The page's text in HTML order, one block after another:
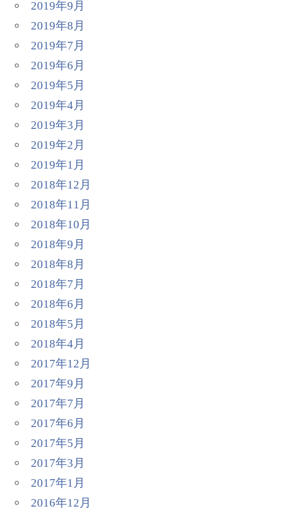
2019年9月
2019年8月
2019年7月
2019年6月
2019年5月
2019年4月
2019年3月
2019年2月
2019年1月
2018年12月
2018年11月
2018年10月
2018年9月
2018年8月
2018年7月
2018年6月
2018年5月
2018年4月
2017年12月
2017年9月
2017年7月
2017年6月
2017年5月
2017年3月
2017年1月
2016年12月